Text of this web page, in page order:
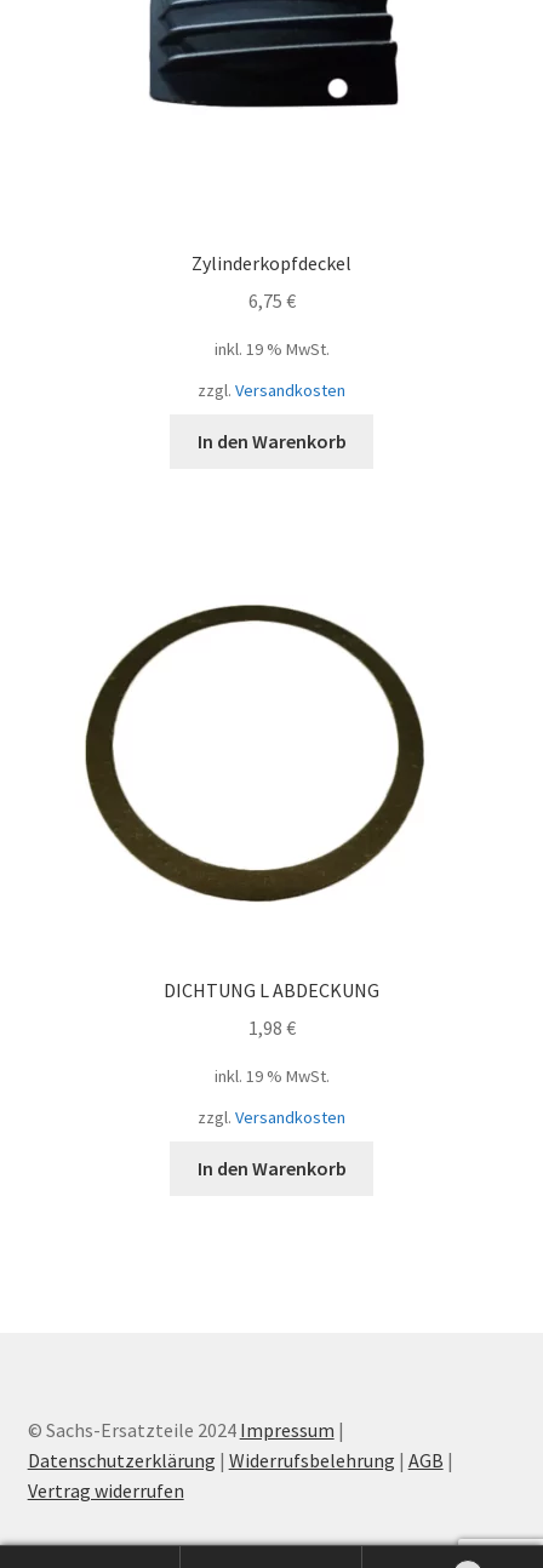
Zylinderkopfdeckel
6,75 €
inkl. 19 % MwSt.
zzgl. Versandkosten
In den Warenkorb
DICHTUNG L ABDECKUNG
1,98 €
inkl. 19 % MwSt.
zzgl. Versandkosten
In den Warenkorb
© Sachs-Ersatzteile 2024 Impressum |
Datenschutzerklärung | Widerrufsbelehrung | AGB |
Vertrag widerrufen